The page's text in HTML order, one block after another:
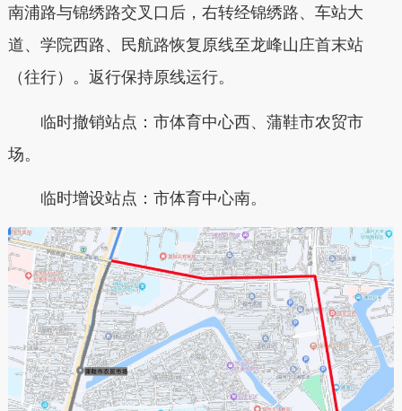
南浦路与锦绣路交叉口后，右转经锦绣路、车站大
道、学院西路、民航路恢复原线至龙峰山庄首末站
（往行）。返行保持原线运行。
临时撤销站点：市体育中心西、蒲鞋市农贸市
场。
临时增设站点：市体育中心南。